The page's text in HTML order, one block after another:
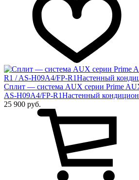
Сплит — система AUX серии Prime
AS-H09A4/FP-R1Настенный
25 900 руб.